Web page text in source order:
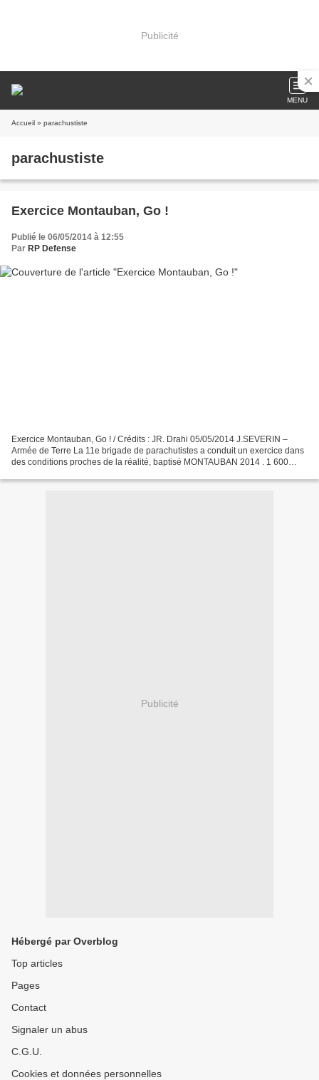
Publicité
MENU
Accueil » parachustiste
parachustiste
Exercice Montauban, Go !
Publié le 06/05/2014 à 12:55
Par RP Defense
Exercice Montauban, Go ! / Crédits : JR. Drahi 05/05/2014 J.SEVERIN –
Armée de Terre La 11e brigade de parachutistes a conduit un exercice dans
des conditions proches de la réalité, baptisé MONTAUBAN 2014 . 1 600
Publicité
Hébergé par Overblog
Top articles
Pages
Contact
Signaler un abus
C.G.U.
Cookies et données personnelles